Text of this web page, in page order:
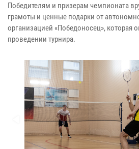
Победителям и призерам чемпионата
грамоты и ценные подарки от
организацией «Победоносец», которая
проведении турнира.